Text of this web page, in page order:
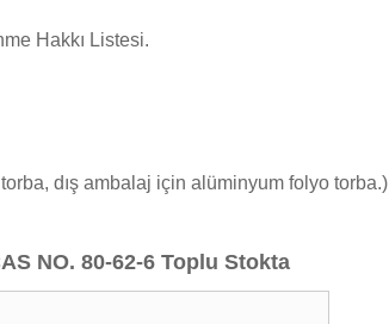
Hakkı Listesi.
dış ambalaj için alüminyum folyo torba.)
NO. 80-62-6 Toplu Stokta